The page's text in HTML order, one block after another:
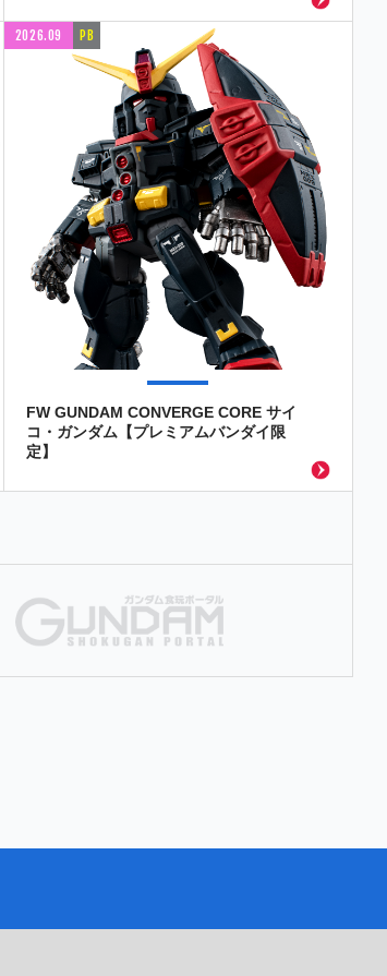
2026.09 PB
FW GUNDAM CONVERGE CORE サイ
コ・ガンダム【プレミアムバンダイ限
定】